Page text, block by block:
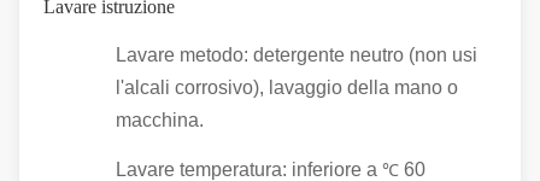
Lavare istruzione
Lavare metodo: detergente neutro (non usi
l'alcali corrosivo), lavaggio della mano o
macchina.
Lavare temperatura: inferiore a ℃ 60